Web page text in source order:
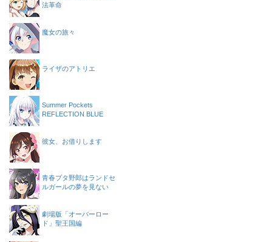
法革命
魔女の旅々
ライザのアトリエ
Summer Pockets
REFLECTION BLUE
彼女、お借りします
青春ブタ野郎はランドセ
ルガールの夢を見ない
劇場版「オーバーロー
ド」聖王国編